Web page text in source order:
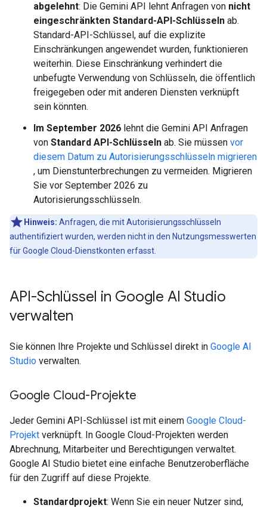
abgelehnt: Die Gemini API lehnt Anfragen von nicht
eingeschränkten Standard-API-Schlüsseln ab.
Standard-API-Schlüssel, auf die explizite
Einschränkungen angewendet wurden, funktionieren
weiterhin. Diese Einschränkung verhindert die
unbefugte Verwendung von Schlüsseln, die öffentlich
freigegeben oder mit anderen Diensten verknüpft
sein könnten.
Im September 2026 lehnt die Gemini API Anfragen
von Standard API-Schlüsseln ab. Sie müssen vor
diesem Datum zu Autorisierungsschlüsseln migrieren
, um Dienstunterbrechungen zu vermeiden. Migrieren
Sie vor September 2026 zu
Autorisierungsschlüsseln.
Hinweis: Anfragen, die mit Autorisierungsschlüsseln
authentifiziert wurden, werden nicht in den Nutzungsmesswerten
für Google Cloud-Dienstkonten erfasst.
API-Schlüssel in Google AI Studio
verwalten
Sie können Ihre Projekte und Schlüssel direkt in Google AI
Studio verwalten.
Google Cloud-Projekte
Jeder Gemini API-Schlüssel ist mit einem Google Cloud-
Projekt verknüpft. In Google Cloud-Projekten werden
Abrechnung, Mitarbeiter und Berechtigungen verwaltet.
Google AI Studio bietet eine einfache Benutzeroberfläche
für den Zugriff auf diese Projekte.
Standardprojekt: Wenn Sie ein neuer Nutzer sind,